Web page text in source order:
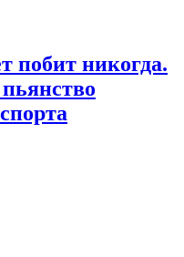
побит никогда.